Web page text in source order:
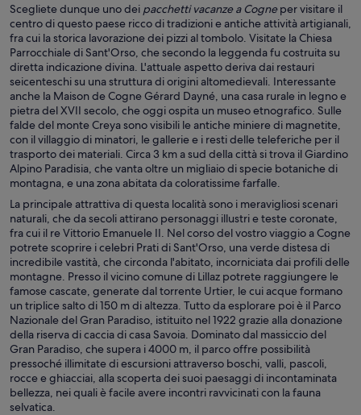
Scegliete dunque uno dei pacchetti vacanze a Cogneper visitare il
centro di questo paese ricco di tradizioni e antiche attività artigianali,
fra cui la storica lavorazione dei pizzi al tombolo. Visitate la Chiesa
Parrocchiale di Sant'Orso, che secondo la leggenda fu costruita su
diretta indicazione divina. L'attuale aspetto deriva dai restauri
seicenteschi su una struttura di origini altomedievali. Interessante
anche la Maison de Cogne Gérard Dayné, una casa rurale in legno e
pietra del XVII secolo, che oggi ospita un museo etnografico. Sulle
falde del monte Creya sono visibili le antiche miniere di magnetite,
con il villaggio di minatori, le gallerie e i resti delle teleferiche per il
trasporto dei materiali. Circa 3 km a sud della città si trova il Giardino
Alpino Paradisia, che vanta oltre un migliaio di specie botaniche di
montagna, e una zona abitata da coloratissime farfalle.
La principale attrattiva di questa località sono i meravigliosi scenari
naturali, che da secoli attirano personaggi illustri e teste coronate,
fra cui il re Vittorio Emanuele II. Nel corso del vostro viaggio a Cogne
potrete scoprire i celebri Prati di Sant'Orso, una verde distesa di
incredibile vastità, che circonda l'abitato, incorniciata dai profili delle
montagne. Presso il vicino comune di Lillaz potrete raggiungere le
famose cascate, generate dal torrente Urtier, le cui acque formano
un triplice salto di 150 m di altezza. Tutto da esplorare poi è il Parco
Nazionale del Gran Paradiso, istituito nel 1922 grazie alla donazione
della riserva di caccia di casa Savoia. Dominato dal massiccio del
Gran Paradiso, che supera i 4000 m, il parco offre possibilità
pressoché illimitate di escursioni attraverso boschi, valli, pascoli,
rocce e ghiacciai, alla scoperta dei suoi paesaggi di incontaminata
bellezza, nei quali è facile avere incontri ravvicinati con la fauna
selvatica.